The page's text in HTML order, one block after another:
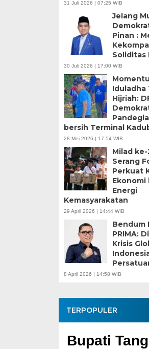
31 Juli 2026 | 07:25 WIB
Jelang
Pinan :
Soliditas
30 Juli 2026 | 17:00 WIB
Iduladha
Hijriah:
bersih Terminal
28 Mei 2026 | 17:54 WIB
Milad ke-
Serang
Perkuat
Ekonomi
Energi
Kemasyarakatan
29 April 2026 | 14:44 WIB
Bendum
PRIMA:
Krisis
8 April 2026 | 14:58 WIB
TERPOPULER